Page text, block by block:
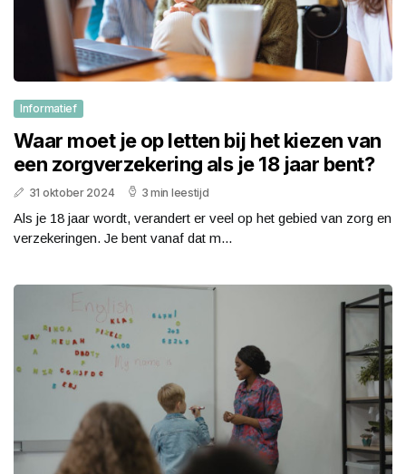
Informatief
Waar moet je op letten bij het kiezen van
een zorgverzekering als je 18 jaar bent?
31 oktober 2024 3 min leestijd
Als je 18 jaar wordt, verandert er veel op het gebied van zorg en
verzekeringen. Je bent vanaf dat m...